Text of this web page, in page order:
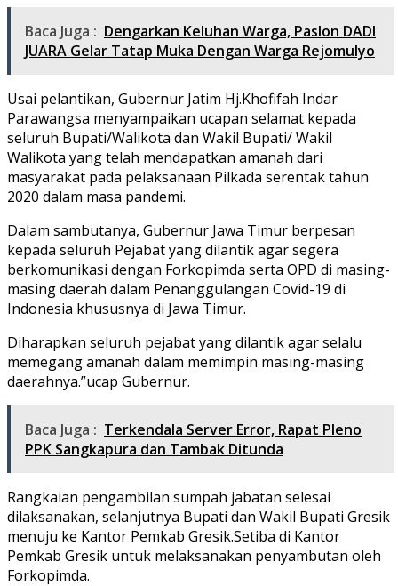
Baca Juga : Dengarkan Keluhan Warga, Paslon DADI
JUARA Gelar Tatap Muka Dengan Warga Rejomulyo
Usai pelantikan, Gubernur Jatim Hj.Khofifah Indar
Parawangsa menyampaikan ucapan selamat kepada
seluruh Bupati/Walikota dan Wakil Bupati/ Wakil
Walikota yang telah mendapatkan amanah dari
masyarakat pada pelaksanaan Pilkada serentak tahun
2020 dalam masa pandemi.
Dalam sambutanya, Gubernur Jawa Timur berpesan
kepada seluruh Pejabat yang dilantik agar segera
berkomunikasi dengan Forkopimda serta OPD di masing-
masing daerah dalam Penanggulangan Covid-19 di
Indonesia khususnya di Jawa Timur.
Diharapkan seluruh pejabat yang dilantik agar selalu
memegang amanah dalam memimpin masing-masing
daerahnya.”ucap Gubernur.
Baca Juga : Terkendala Server Error, Rapat Pleno
PPK Sangkapura dan Tambak Ditunda
Rangkaian pengambilan sumpah jabatan selesai
dilaksanakan, selanjutnya Bupati dan Wakil Bupati Gresik
menuju ke Kantor Pemkab Gresik.Setiba di Kantor
Pemkab Gresik untuk melaksanakan penyambutan oleh
Forkopimda.